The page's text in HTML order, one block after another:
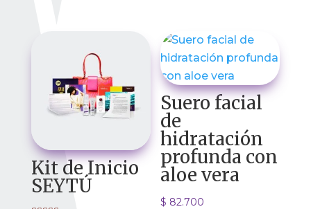
Kit de Inicio
SEYTÚ
Suero facial
de
hidratación
profunda con
aloe vera
$ 82.700